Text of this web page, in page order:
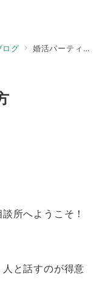
ログ 婚活パーティーが合う方
所へようこそ！
と話すのが得意